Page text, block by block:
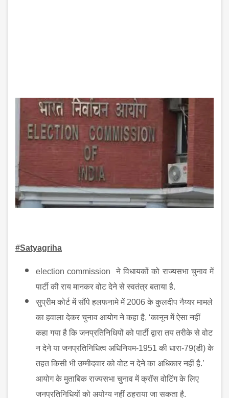
#Satyagriha
election commission ने विधायकों को राज्यसभा चुनाव में
पार्टी की राय मानकर वोट देने से स्वतंत्र बताया है.
सुप्रीम कोर्ट में सौंपे हलफनामे में 2006 के कुलदीप नैय्यर मामले
का हवाला देकर चुनाव आयोग ने कहा है, ‘कानून में ऐसा नहीं
कहा गया है कि जनप्रतिनिधियों को पार्टी द्वारा तय तरीके से वोट
न देने या जनप्रतिनिधित्व अधिनियम-1951 की धारा-79(डी) के
तहत किसी भी उम्मीदवार को वोट न देने का अधिकार नहीं है.’
आयोग के मुताबिक राज्यसभा चुनाव में क्रॉस वोटिंग के लिए
जनप्रतिनिधियों को अयोग्य नहीं ठहराया जा सकता है.